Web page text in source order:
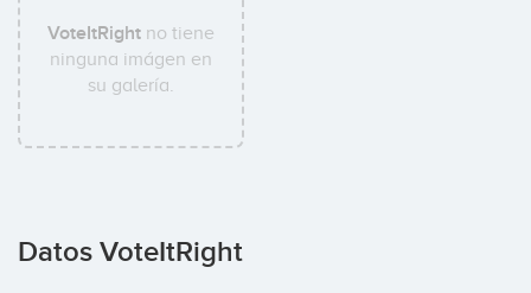
VoteItRight no tiene
ninguna imágen en
su galería.
Datos VoteItRight